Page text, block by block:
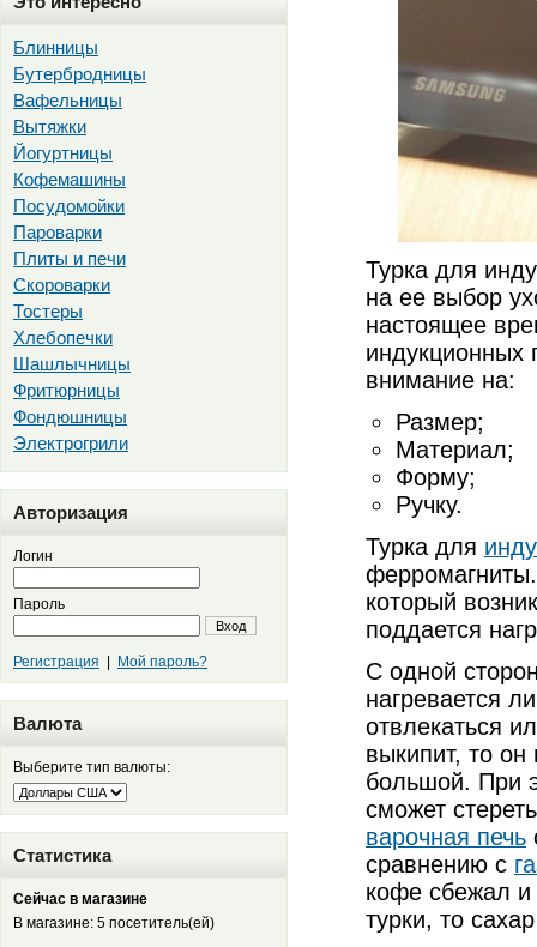
Блинницы
Бутербродницы
Вафельницы
Вытяжки
Йогуртницы
Кофемашины
Посудомойки
Пароварки
Плиты и печи
Скороварки
Тостеры
Хлебопечки
Шашлычницы
Фритюрницы
Фондюшницы
Электрогрили
Авторизация
Логин
Пароль
Вход
Регистрация Мой пароль?
Валюта
Выберите тип валюты:
Статистика
Сейчас в магазине
В магазине: 5 посетитель(ей)
Турка для
на ее выбор
настоящее
индукционных
внимание на:
Размер;
Материал;
Форму;
Ручку.
Турка для
ферромагниты.
который
поддается
С одной
нагревается
отвлекаться
выкипит, то
большой. При
сможет
варочная печь
сравнению с
кофе сбежал и
турки, то